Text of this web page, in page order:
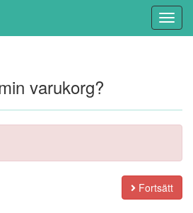
varukorg?
Fortsätt